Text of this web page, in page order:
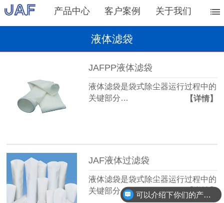
产品中心 客户案例 关于我们
液体滤袋
JAFPP液体滤袋
液体滤袋是袋式除尘器运行过程中的
关键部分…
【详情】
JAF液体过滤袋
液体滤袋是袋式除尘器运行过程中的
关键部分…
【详情】
可以介绍下你们的产品么？